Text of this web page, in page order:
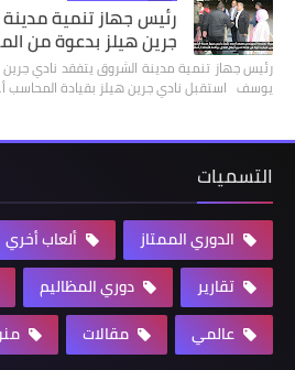
رئيس جهاز تنمية
جرين هيلز بدعوة من
رئيس جهاز تنمية مدينة الشروق يتفقد نادي
يوسف استقبل نادي جرين هيلز بقيادة المحاسب
التسميات
الدوري الممتاز ألعاب أخري
تقارير
دوري المظاليم
عالمي
مقالات